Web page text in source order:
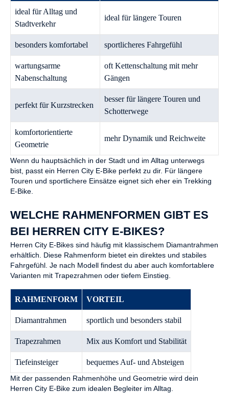
ideal für Alltag und
Stadtverkehr
ideal für längere Touren
besonders komfortabel sportlicheres Fahrgefühl
wartungsarme
Nabenschaltung
oft Kettenschaltung mit mehr
Gängen
perfekt für Kurzstrecken
besser für längere Touren und
Schotterwege
komfortorientierte
Geometrie
mehr Dynamik und Reichweite
Wenn du hauptsächlich in der Stadt und im Alltag unterwegs
bist, passt ein Herren City E-Bike perfekt zu dir. Für längere
Touren und sportlichere Einsätze eignet sich eher ein Trekking
E-Bike.
WELCHE RAHMENFORMEN GIBT ES
BEI HERREN CITY E-BIKES?
Herren City E-Bikes sind häufig mit klassischem Diamantrahmen
erhältlich. Diese Rahmenform bietet ein direktes und stabiles
Fahrgefühl. Je nach Modell findest du aber auch komfortablere
Varianten mit Trapezrahmen oder tiefem Einstieg.
RAHMENFORM VORTEIL
Diamantrahmen sportlich und besonders stabil
Trapezrahmen Mix aus Komfort und Stabilität
Tiefeinsteiger bequemes Auf- und Absteigen
Mit der passenden Rahmenhöhe und Geometrie wird dein
Herren City E-Bike zum idealen Begleiter im Alltag.